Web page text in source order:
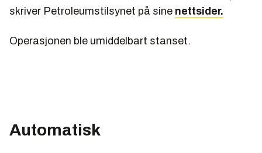
skriver Petroleumstilsynet på sine nettsider.
Operasjonen ble umiddelbart stanset.
Automatisk